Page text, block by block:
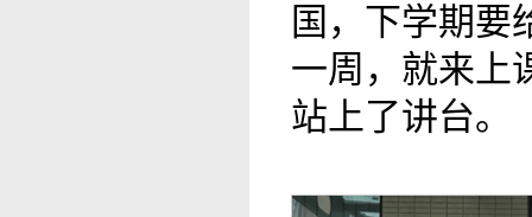
国，下学期要
一周，就来上
站上了讲台。